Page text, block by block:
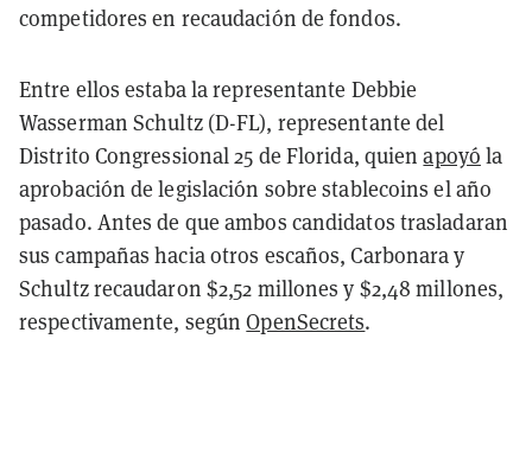
competidores en recaudación de fondos.
Entre ellos estaba la representante Debbie
Wasserman Schultz (D-FL), representante del
Distrito Congressional 25 de Florida, quienapoyó la
aprobación de legislación sobre stablecoins el año
pasado. Antes de que ambos candidatos trasladaran
sus campañas hacia otros escaños, Carbonara y
Schultz recaudaron $2,52 millones y $2,48 millones,
respectivamente, segúnOpenSecrets.